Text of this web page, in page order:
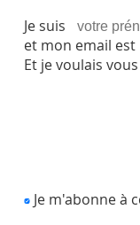
Je suis
et mon email est
Et je voulais
Je m'abonne à